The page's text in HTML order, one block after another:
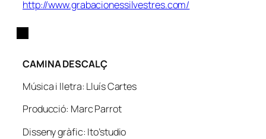
http://www.grabacionessilvestres.com/
CAMINA DESCALÇ
Música i lletra: Lluís Cartes
Producció: Marc Parrot
Disseny gràfic: Ito’studio